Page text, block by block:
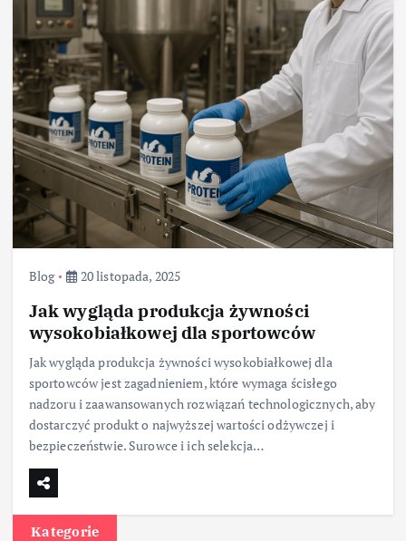
Blog 20 listopada, 2025
Jak wygląda produkcja żywności
wysokobiałkowej dla sportowców
Jak wygląda produkcja żywności wysokobiałkowej dla
sportowców jest zagadnieniem, które wymaga ścisłego
nadzoru i zaawansowanych rozwiązań technologicznych, aby
dostarczyć produkt o najwyższej wartości odżywczej i
bezpieczeństwie. Surowce i ich selekcja…
Kategorie